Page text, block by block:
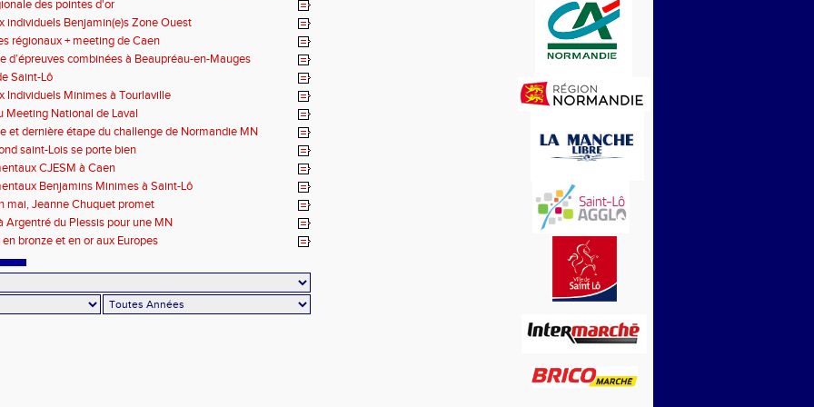
des pointes d'or
individuels Benjamin(e)s Zone Ouest
régionaux + meeting de Caen
d’épreuves combinées à Beaupréau-en-Mauges
Saint-Lô
Individuels Minimes à Tourlaville
Meeting National de Laval
et dernière étape du challenge de Normandie MN
saint-Lois se porte bien
CJESM à Caen
Benjamins Minimes à Saint-Lô
mai, Jeanne Chuquet promet
Argentré du Plessis pour une MN
bronze et en or aux Europes